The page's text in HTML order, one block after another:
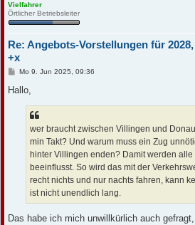
Vielfahrer
Örtlicher Betriebsleiter
Re: Angebots-Vorstellungen für 2028,
+x
B
i
Mo 9. Jun 2025, 09:36
Hallo,
wer braucht zwischen Villingen und
min Takt? Und warum muss ein Zug
hinter Villingen enden? Damit werden
beeinflusst. So wird das mit der
recht nichts und nur nachts fahren, kann
ist nicht unendlich lang.
Das habe ich mich unwillkürlich auch